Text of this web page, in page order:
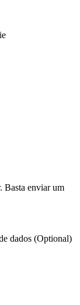
Basta enviar um
dados (Optional)